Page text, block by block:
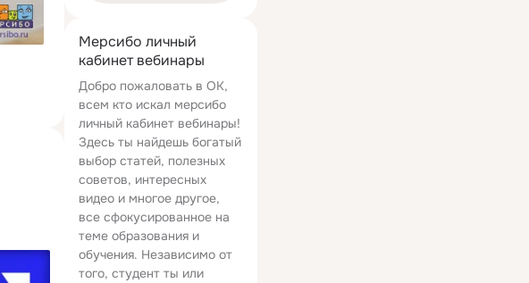
Мерсибо личный
кабинет вебинары
Добро пожаловать в ОК,
всем кто искал мерсибо
личный кабинет вебинары!
Здесь ты найдешь богатый
выбор статей, полезных
советов, интересных
видео и многое другое,
все сфокусированное на
теме образования и
обучения. Независимо от
того, студент ты или